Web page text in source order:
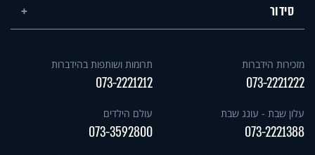
סידור
מזכירות הידברות
073-2221222
תרומות ושותפות בהידברות
073-2221212
עלון שבת - עונג שבת
073-2221388
עולם הילדים
073-3592800